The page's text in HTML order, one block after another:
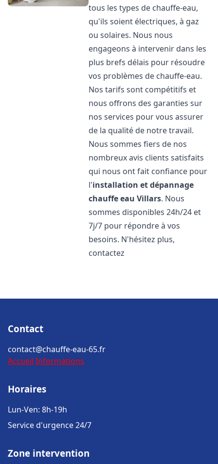
tous les types de chauffe-eau,
qu'ils soient électriques, à gaz
ou solaires. Nous nous
engageons à intervenir dans les
plus brefs délais pour résoudre
vos problèmes de chauffe-eau.
Nos tarifs sont compétitifs et
nous offrons des garanties sur
nos services pour vous assurer
de la qualité de notre travail.
Nous sommes fiers de nos
nombreux avis clients satisfaits
qui nous ont fait confiance pour
l'installation et dépannage
chauffe eau Villars. Nous
sommes disponibles 24h/24 et
7j/7 pour répondre à vos
besoins. N'hésitez plus,
contactez
Contact
contact@chauffe-eau-65.fr
Accueil Informations
Horaires
Lun-Ven: 8h-19h
Service d'urgence 24/7
Zone intervention